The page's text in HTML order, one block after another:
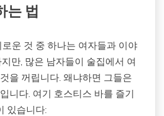
는 법
운 것 중 하나는 여자들과 이야
만, 많은 남자들이 술집에서 여
을 꺼립니다. 왜냐하면 그들은
니다. 여기 호스티스 바를 즐기
있습니다: